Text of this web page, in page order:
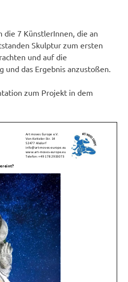
die 7 KünstlerInnen, die an
Skulptur zum ersten
und auf die
und das Ergebnis anzustoßen.
zum Projekt in dem